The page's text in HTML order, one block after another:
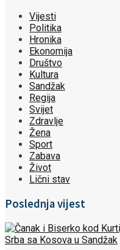
Vijesti
Politika
Hronika
Ekonomija
Društvo
Kultura
Sandžak
Regija
Svijet
Zdravlje
Žena
Sport
Zabava
Život
Lični stav
Poslednja vijest